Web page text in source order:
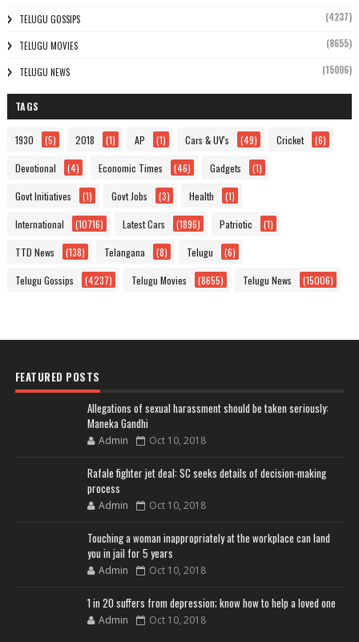
TELUGU GOSSIPS (4237)
TELUGU MOVIES (8655)
TELUGU NEWS (15006)
TAGS
1930 (5) 2018 (1) AP (1) Cars & UV's (49) Cricket (6)
Devotional (4) Economic Times (46) Gadgets (1)
Govt Initiatives (1) Govt Jobs (3) Health (1)
International (10716) Latest Cars (1896) Patriotic (1)
TTD News (138) Telangana (8) Telugu (6)
Telugu Gossips (4237) Telugu Movies (8655) Telugu News (15006)
FEATURED POSTS
Allegations of sexual harassment should be taken seriously:
Maneka Gandhi
Admin Oct 10, 2018
Rafale fighter jet deal: SC seeks details of decision-making
process
Admin Oct 10, 2018
Touching a woman inappropriately at the workplace can land
you in jail for 5 years
Admin Oct 10, 2018
1 in 20 suffers from depression; know how to help a loved one
Admin Oct 10, 2018